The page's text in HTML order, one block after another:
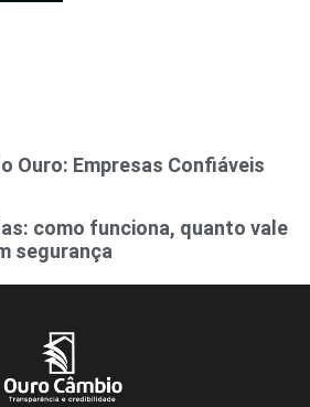
Ouro: Empresas Confiáveis
como funciona, quanto vale
segurança